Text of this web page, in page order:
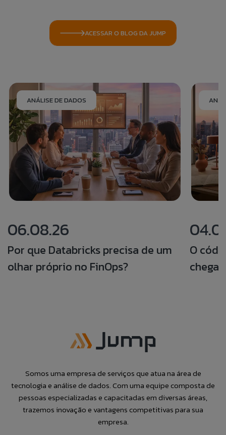
ACESSAR O BLOG DA JUMP
ANÁLISE DE DADOS
06.08.26
Por que Databricks precisa de um
olhar próprio no FinOps?
O
Somos uma empresa de serviços que atua na área de
tecnologia e análise de dados. Com uma equipe composta de
pessoas especializadas e capacitadas em diversas áreas,
trazemos inovação e vantagens competitivas para sua
empresa.